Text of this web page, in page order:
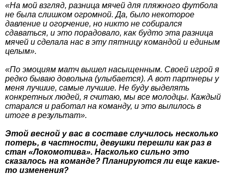
«На мой взгляд, разница мячей для пляжного футбола
не была слишком огромной. Да, было некоторое
давление и огорчение, но никто не собирался
сдаваться, и это порадовало, как будто эта разница
мячей и сделала нас в эту пятницу командой и единым
целым».
«По эмоциям матч вышел насыщенным. Своей игрой я
редко бываю довольна (улыбается). А вот партнеры у
меня лучшие, самые лучшие. Не буду выделять
конкретных людей, я считаю, мы все молодцы. Каждый
старался и работал на команду, и это вылилось в
итоге в результат».
Этой весной у вас в составе случилось несколько
потерь, в частности, девушки перешли как раз в
стан «Локомотива». Насколько сильно это
сказалось на команде? Планируются ли еще какие-
то изменения?